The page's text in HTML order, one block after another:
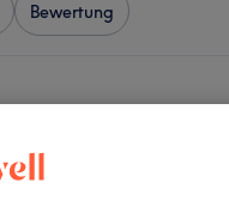
Bewertung
+